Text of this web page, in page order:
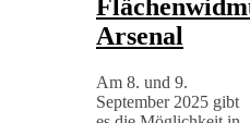
Arsenal
Am 8. und 9.
September 2025 gibt